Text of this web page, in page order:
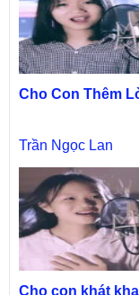
Cho Con Thêm
Trần Ngọc Lan
Cho con khát